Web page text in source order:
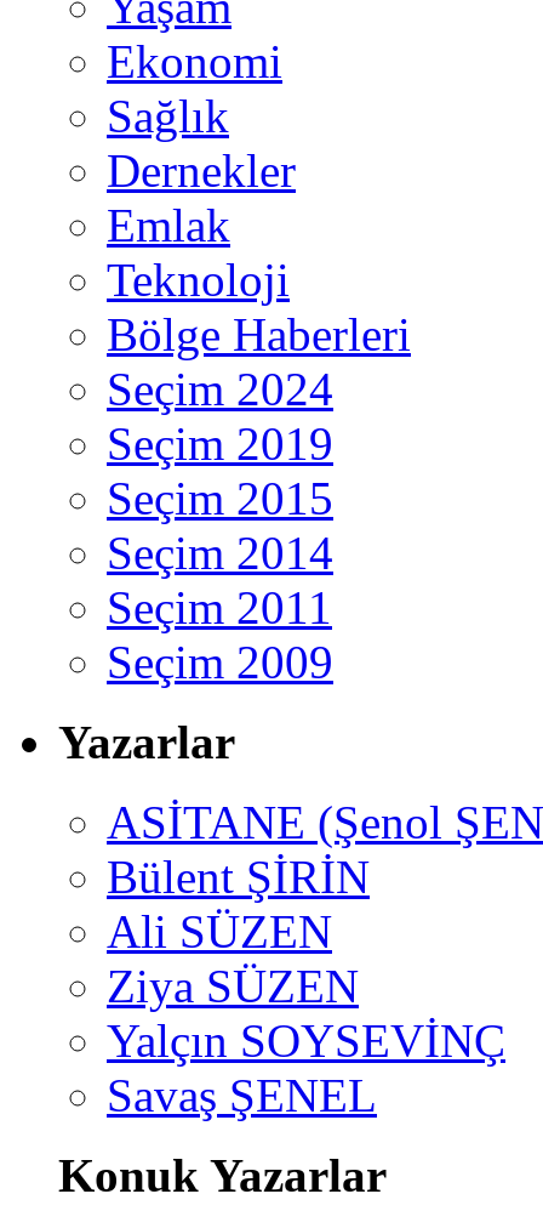
Ekonomi
Sağlık
Dernekler
Emlak
Teknoloji
Bölge Haberleri
Seçim 2024
Seçim 2019
Seçim 2015
Seçim 2014
Seçim 2011
Seçim 2009
Yazarlar
ASİTANE (Şenol
Bülent ŞİRİN
Ali SÜZEN
Ziya SÜZEN
Yalçın SOYSEVİNÇ
Savaş ŞENEL
Konuk Yazarlar